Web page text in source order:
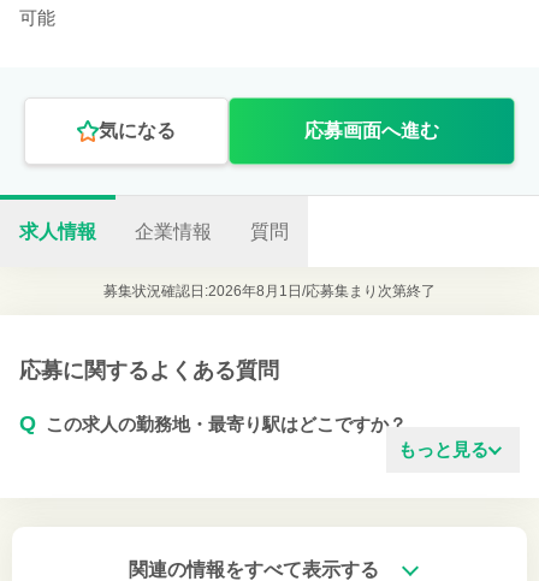
可能
気になる 応募画面へ進む
求人情報 企業情報 質問
募集状況確認日:2026年8月1日/応募集まり次第終了
応募に関するよくある質問
Q この求人の勤務地・最寄り駅はどこですか？
もっと見る
関連の情報をすべて表示する